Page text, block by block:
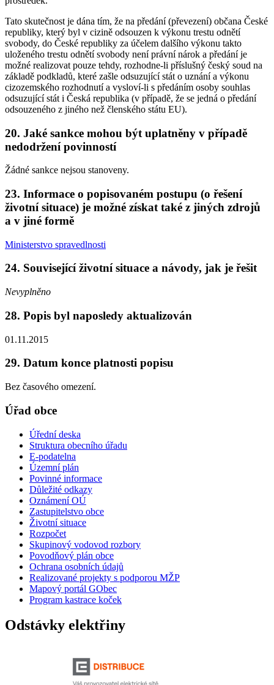
Tato skutečnost je dána tím, že na předání (převezení) občana České
republiky, který byl v cizině odsouzen k výkonu trestu odnětí
svobody, do České republiky za účelem dalšího výkonu takto
uloženého trestu odnětí svobody není právní nárok a předání je
možné realizovat pouze tehdy, rozhodne-li příslušný český soud na
základě podkladů, které zašle odsuzující stát o uznání a výkonu
cizozemského rozhodnutí a vysloví-li s předáním osoby souhlas
odsuzující stát i Česká republika (v případě, že se jedná o předání
odsouzeného z jiného než členského státu EU).
20. Jaké sankce mohou být uplatněny v případě
nedodržení povinností
Žádné sankce nejsou stanoveny.
23. Informace o popisovaném postupu (o řešení
životní situace) je možné získat také z jiných zdrojů
a v jiné formě
Ministerstvo spravedlnosti
24. Související životní situace a návody, jak je řešit
Nevyplněno
28. Popis byl naposledy aktualizován
01.11.2015
29. Datum konce platnosti popisu
Bez časového omezení.
Úřad obce
Úřední deska
Struktura obecního úřadu
E-podatelna
Územní plán
Povinné informace
Důležité odkazy
Oznámení OÚ
Zastupitelstvo obce
Životní situace
Rozpočet
Skupinový vodovod rozbory
Povodňový plán obce
Ochrana osobních údajů
Realizované projekty s podporou MŽP
Mapový portál GObec
Program kastrace koček
Odstávky elektřiny